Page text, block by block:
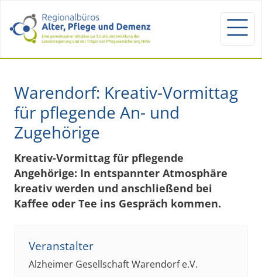
Warendorf: Kreativ-Vormittag
für pflegende An- und
Zugehörige
Kreativ-Vormittag für pflegende
Angehörige: In entspannter Atmosphäre
kreativ werden und anschließend bei
Kaffee oder Tee ins Gespräch kommen.
Veranstalter
Alzheimer Gesellschaft Warendorf e.V.